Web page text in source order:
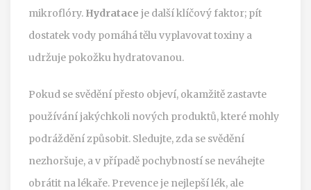
mikroflóry. Hydratace je další klíčový faktor; pít
dostatek vody pomáhá tělu vyplavovat toxiny a
udržuje pokožku hydratovanou.
Pokud se svědění přesto objeví, okamžitě zastavte
používání jakýchkoli nových produktů, které mohly
podráždění způsobit. Sledujte, zda se svědění
nezhoršuje, a v případě pochybností se neváhejte
obrátit na lékaře. Prevence je nejlepší lék, ale